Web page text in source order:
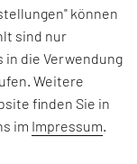
, Technologie-
zu
und Events
bewegt.
können
sind nur
in die Verwendung
Weitere
finden Sie in
im Impressum.